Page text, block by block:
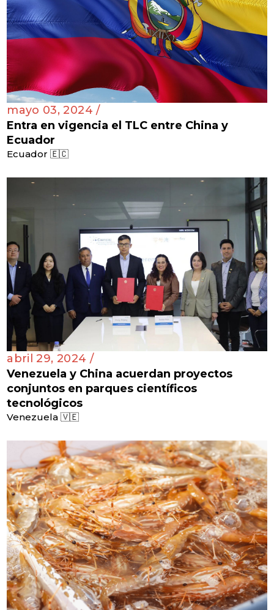
mayo 03, 2024 /
Entra en vigencia el TLC entre China y
Ecuador
Ecuador 🇪🇨
abril 29, 2024 /
Venezuela y China acuerdan proyectos
conjuntos en parques científicos
tecnológicos
Venezuela 🇻🇪